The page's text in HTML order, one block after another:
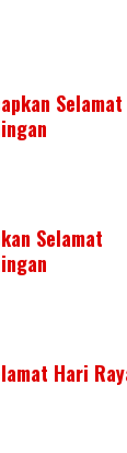
Selamat
Selamat
Hari